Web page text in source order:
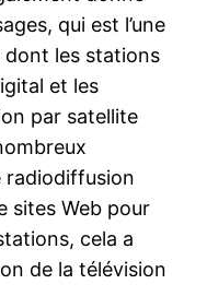
qui est l’une
dont les stations
et les
par satellite
radiodiffusion
sites Web pour
cela a
de la télévision